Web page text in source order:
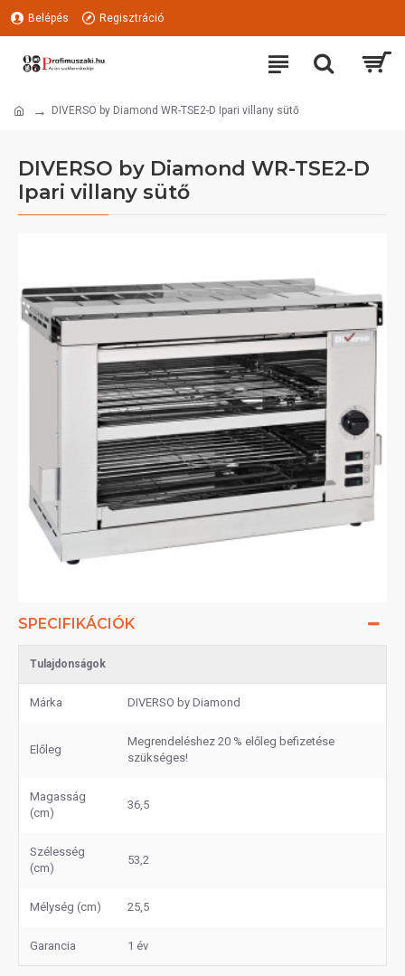
Belépés Regisztráció
DIVERSO by Diamond WR-TSE2-D Ipari villany sütő
DIVERSO by Diamond WR-TSE2-D
Ipari villany sütő
SPECIFIKÁCIÓK
Tulajdonságok
Márka DIVERSO by Diamond
Előleg
Megrendeléshez 20 % előleg befizetése
szükséges!
Magasság
(cm)
36,5
Szélesség
(cm)
53,2
Mélység (cm) 25,5
Garancia 1 év